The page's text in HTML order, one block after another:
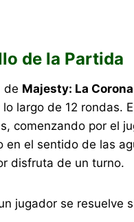
de la Partida
de Majesty: La
largo de 12 rondas.
comenzando por el
en el sentido de las
disfruta de un turno.
jugador se resuelve